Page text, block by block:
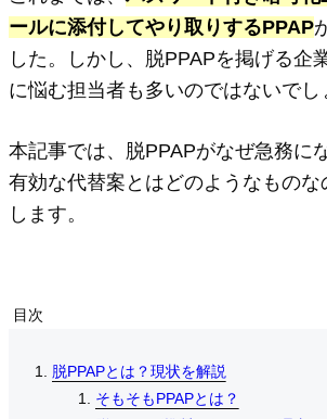
ールに添付してやり取りするPPAP
した。しかし、脱PPAPを掲げる企
に悩む担当者も多いのではないでし
本記事では、脱PPAPがなぜ急務に
有効な代替案とはどのようなものな
します。
目次
脱PPAPとは？現状を解説
脱PPAPとは？現状を解説
脱PPAPとは？現状を解説
そもそもPPAPとは？
そもそもPPAPとは？
そもそもPPAPとは？